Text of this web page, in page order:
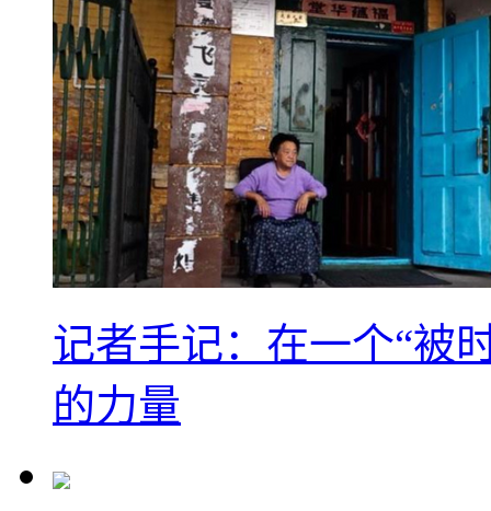
记者手记：在一个“被
的力量